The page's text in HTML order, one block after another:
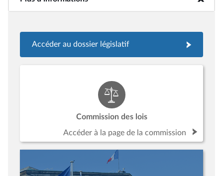
Accéder au dossier législatif
Commission des lois
Accéder à la page de la commission